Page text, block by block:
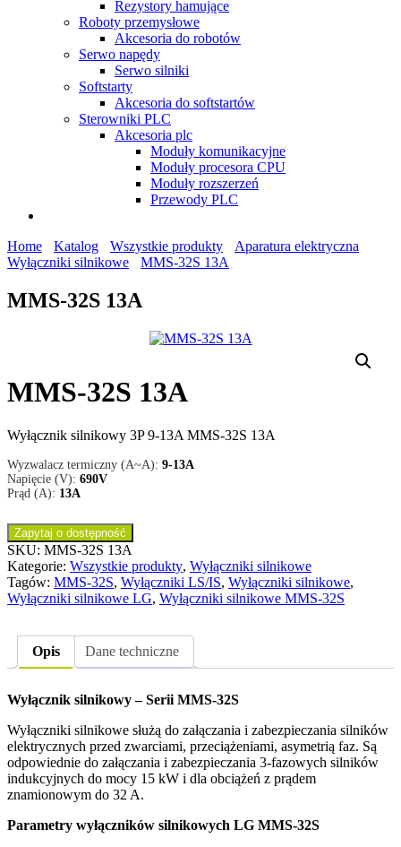
Rezystory hamujące
Roboty przemysłowe
Akcesoria do robotów
Serwo napędy
Serwo silniki
Softstarty
Akcesoria do softstartów
Sterowniki PLC
Akcesoria plc
Moduły komunikacyjne
Moduły procesora CPU
Moduły rozszerzeń
Przewody PLC
Home Katalog Wszystkie produkty
Aparatura elektryczna
Wyłączniki silnikowe
MMS-32S 13A
MMS-32S 13A
MMS-32S 13A
Wyłącznik silnikowy 3P 9-13A MMS-32S 13A
Wyzwalacz termiczny (A~A): 9-13A
Napięcie (V): 690V
Prąd (A): 13A
Zapytaj o dostępność
SKU: MMS-32S 13A
Kategorie: Wszystkie produkty, Wyłączniki silnikowe
Tagów: MMS-32S, Wyłączniki LS/IS, Wyłączniki silnikowe,
Wyłączniki silnikowe LG, Wyłączniki silnikowe MMS-32S
Opis Dane techniczne
Wyłącznik silnikowy – Serii MMS-32S
Wyłączniki silnikowe służą do załączania i zabezpieczania silników
elektrycznych przed zwarciami, przeciążeniami, asymetrią faz. Są
odpowiednie do załączania i zabezpieczania 3-fazowych silników
indukcyjnych do mocy 15 kW i dla obciążeń z prądem
znamionowym do 32 A.
Parametry wyłączników silnikowych LG MMS-32S